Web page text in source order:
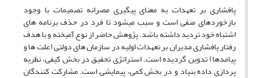
پافشاری بر تعهدات به معنای پیگیری مصرانه تصمیمات با وجود
بازخوردهای منفی است و سبب میشود تا فرد در حذف برنامه های
اشتباه خود تردید داشته باشد. پژوهش حاضر از نوع آمیخته و با هدف
رفتار پافشاری مدیران بر تعهدات اولیه در سازمان های دولتی (علت ها و
پیامدها) تدوین گردیده است. استراتژی تحقیق در بخش کیفی، نظریه
پردازی داده بنیاد و در بخش کمی، پیمایشی است. مشارکت کنندگان